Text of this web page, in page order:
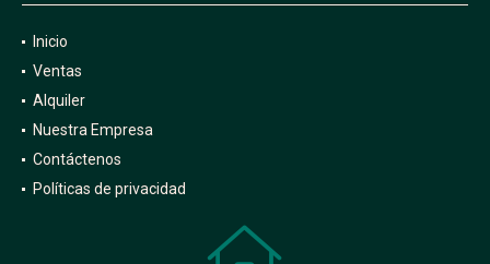
Inicio
Ventas
Alquiler
Nuestra Empresa
Contáctenos
Políticas de privacidad